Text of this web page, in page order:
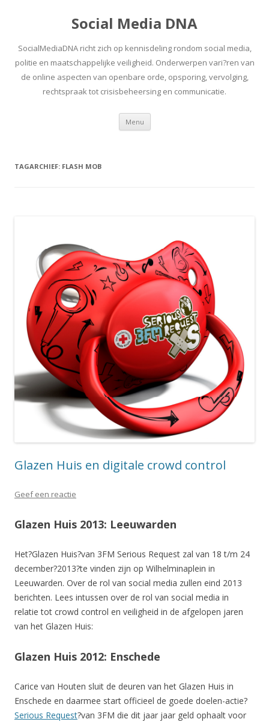
Social Media DNA
SocialMediaDNA richt zich op kennisdeling rondom social media,
politie en maatschappelijke veiligheid. Onderwerpen vari?ren van
de online aspecten van openbare orde, opsporing, vervolging,
rechtspraak tot crisisbeheersing en communicatie.
Menu Spring
inhoud
TAGARCHIEF: FLASH MOB
Glazen Huis en digitale crowd control
Geef een reactie
Glazen Huis 2013: Leeuwarden
Het?Glazen Huis?van 3FM Serious Request zal van 18 t/m 24
december?2013?te vinden zijn op Wilhelminaplein in
Leeuwarden. Over de rol van social media zullen eind 2013
berichten. Lees intussen over de rol van social media in
relatie tot crowd control en veiligheid in de afgelopen jaren
van het Glazen Huis:
Glazen Huis 2012: Enschede
Carice van Houten sluit de deuren van het Glazen Huis in
Enschede en daarmee start officieel de goede doelen-actie?
Serious Request?van 3FM die dit jaar jaar geld ophaalt voor